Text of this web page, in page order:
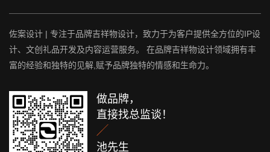
佐案设计 | 专注于品牌吉祥物设计，致力于为客户提供全方位的IP设
计、文创礼品开发及内容运营服务。 在品牌吉祥物设计领域拥有丰
富的经验和独特的见解,赋予品牌独特的情感和生命力。
做品牌，
直接找总监谈！

池先生